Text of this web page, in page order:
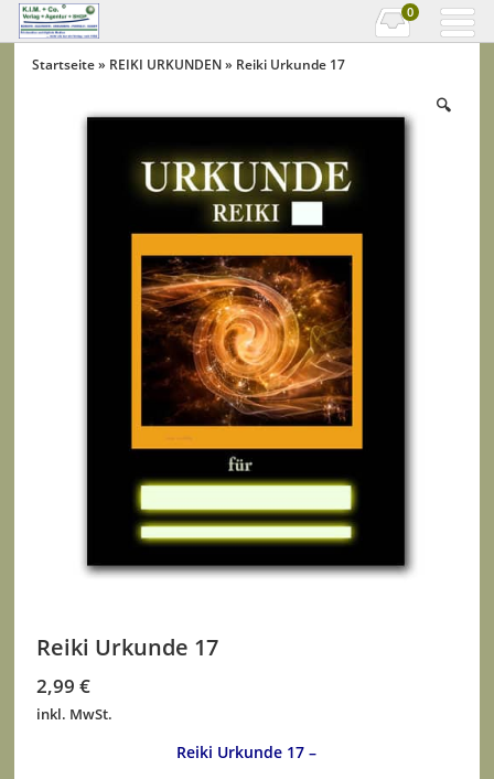
0
Startseite» REIKI URKUNDEN» Reiki Urkunde 17
🔍
Reiki Urkunde 17
2,99€
inkl. MwSt.
Reiki Urkunde 17 –